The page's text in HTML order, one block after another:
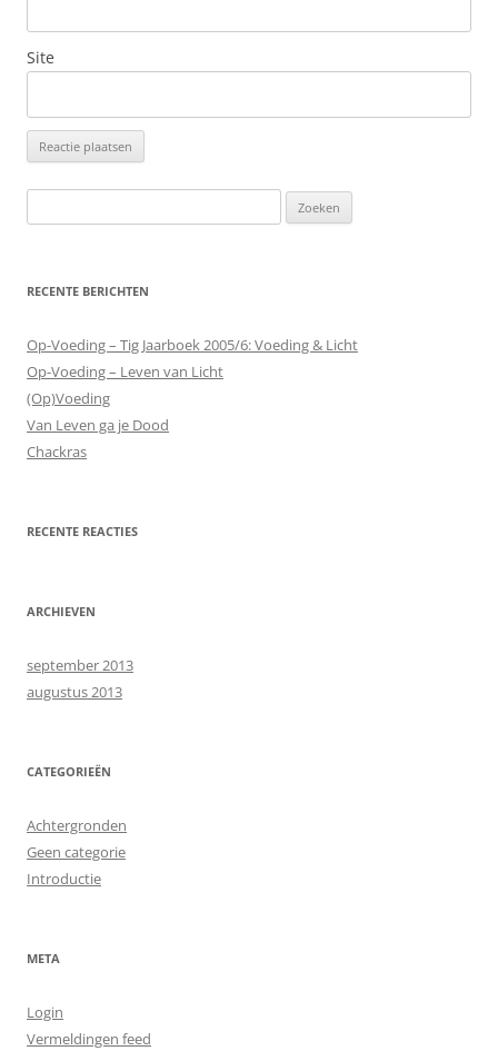
Site
naar:
RECENTE BERICHTEN
Op-Voeding – Tig Jaarboek 2005/6: Voeding & Licht
Op-Voeding – Leven van Licht
(Op)Voeding
Van Leven ga je Dood
Chackras
RECENTE REACTIES
ARCHIEVEN
september 2013
augustus 2013
CATEGORIEËN
Achtergronden
Geen categorie
Introductie
META
Login
Vermeldingen feed